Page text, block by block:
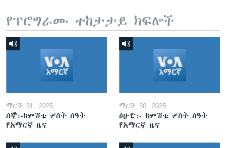
የፕሮግራሙ ተከታታይ ክፍሎች
ማርች 31, 2025
ሰኞ፡-ከምሽቱ ሦስት ሰዓት
የአማርኛ ዜና
ማርች 30, 2025
ዕሁድ፡- ከምሽቱ ሦስት ሰዓት
የአማርኛ ዜና